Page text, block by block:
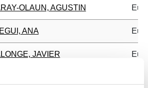
OLAUN, AGUSTIN
ANA
JAVIER
ANDER